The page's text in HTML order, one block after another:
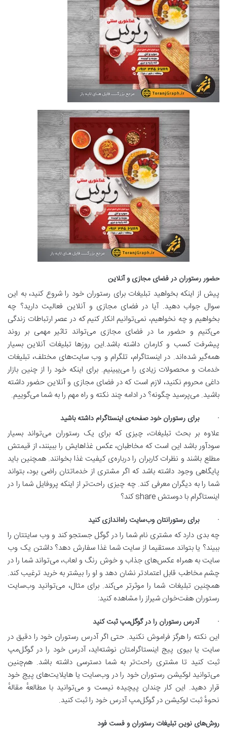
حضور رستوران در فضای مجازی و آنلاین
پیش از اینکه بخواهید تبلیغات برای رستوران خود را شروع کنید، به این
سوال جواب دهید. آیا در فضای مجازی و آنلاین فعالیت دارید؟ چه
بخواهیم و چه نخواهیم، نمی‌توانیم انکار کنیم که در عصر ارتباطات زندگی
می‌کنیم و حضور ما در فضای مجازی می‌تواند تاثیر مهمی بر روند
پیشرفت کسب‌ و کارمان داشته باشد.این روزها تبلیغات آنلاین بسیار
همه‌گیر شده‌اند. در اینستاگرام، تلگرام و وب سایت‌های مختلف، تبلیغات
خدمات و محصولات زیادی را می‌یبینیم. برای اینکه خود را از چنین بازار
داغی محروم نکنید، لازم است که در فضای مجازی و آنلاین حضور داشته
باشید. می‌پرسید چگونه؟ در ادامه چند نکته و راه مهم را به شما می‌گوییم.
· برای رستوران خود صفحه‌ی اینستاگرام داشته باشید
علاوه بر بحث تبلیغات، چیزی که برای یک رستوران می‌تواند بسیار
سود‌آور باشد این است که مخاطبان، عکس غذاهایش را ببینند، از قیمتش
مطلع باشند و نظرات کاربران را درباره‌ی کیفیت غذا بخوانند. همچنین باید
پایگاهی وجود داشته باشد که اگر مشتری از خدماتتان راضی بود، بتواند
شما را به دیگران معرفی کند. چه چیزی راحت‌تر از اینکه پروفایل شما را در
اینستاگرام با دوستش share کند؟
· برای رستورانتان وب‌سایت راه‌اندازی کنید
چه بدی‌ دارد که مشتری نام شما را در گوگل جستجو کند و وب سایتتان را
ببیند؟ یا بتواند مستقیما از سایت شما غذا سفارش دهد؟ داشتن یک وب
سایت به همراه عکس‌های جذاب و خوش رنگ و لعاب، می‌تواند شما را در
چشم مخاطب قابل‌ اعتمادتر نشان دهد و او را بیشتر به خرید ترغیب کند.
همچنین تبلیغات شما را موثرتر می‌کند. برای مثال، می‌توانید وب‌سایت
رستوران هفت‌خوان شیراز را مشاهده کنید:
· آدرس رستوران را در گوگل‌مپ ثبت کنید
این نکته را هرگز فراموش نکنید. حتی اگر آدرس رستوران خود را دقیق در
سایت یا بیوی پیج اینستاگرامتان نوشته‌اید، آدرس خود را در گوگل‌مپ
ثبت کنید تا مشتری راحت‌تر به شما دسترسی داشته باشد. هم‌چنین
می‌توانید لوکیشن رستوران خود را در وب‌سایت یا هایلایت‌های پیج خود
قرار دهید. این کار چندان پیچیده نیست و می‌توانید با مطالعهٔ مقالهٔ
نحوهٔ ثبت لوکیشن در گوگل‌مپ آدرس خود را ثبت کنید.
روش‌های نوین تبلیغات رستوران‌ و فست فود